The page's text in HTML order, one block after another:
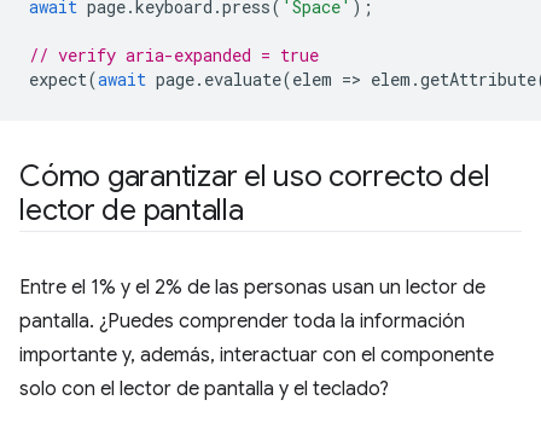
await page.keyboard .press( 'Space' );
// verify aria-expanded = true
expect(await page. evaluate(elem => elem .getAttribute
Cómo garantizar el uso correcto del
lector de pantalla
Entre el 1% y el 2% de las personas usan un lector de
pantalla. ¿Puedes comprender toda la información
importante y, además, interactuar con el componente
solo con el lector de pantalla y el teclado?